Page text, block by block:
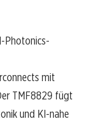
Photonics-
mit
TMF8829 fügt
und KI-nahe